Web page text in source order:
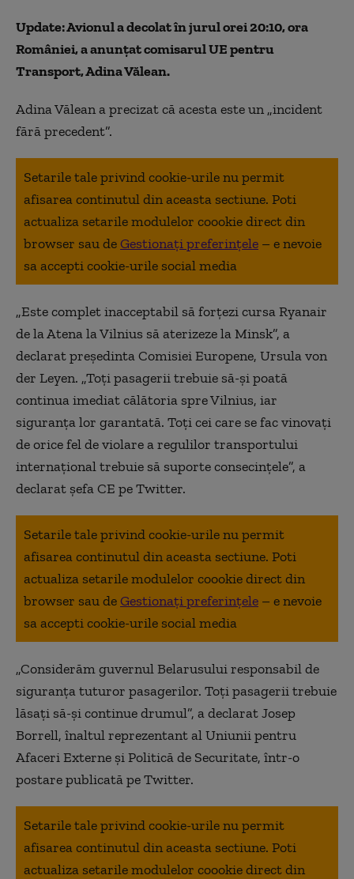
Update: Avionul a decolat în jurul orei 20:10, ora
României, a anunţat comisarul UE pentru
Transport, Adina Vălean.
Adina Vălean a precizat că acesta este un „incident
fără precedent”.
Setarile tale privind cookie-urile nu permit
afisarea continutul din aceasta sectiune. Poti
actualiza setarile modulelor coookie direct din
browser sau deGestionați preferințele – e nevoie
sa accepti cookie-urile social media
„Este complet inacceptabil să forţezi cursa Ryanair
de la Atena la Vilnius să aterizeze la Minsk”, a
declarat preşedinta Comisiei Europene, Ursula von
der Leyen. „Toţi pasagerii trebuie să-şi poată
continua imediat călătoria spre Vilnius, iar
siguranţa lor garantată. Toţi cei care se fac vinovaţi
de orice fel de violare a regulilor transportului
internaţional trebuie să suporte consecinţele”, a
declarat şefa CE pe Twitter.
Setarile tale privind cookie-urile nu permit
afisarea continutul din aceasta sectiune. Poti
actualiza setarile modulelor coookie direct din
browser sau deGestionați preferințele – e nevoie
sa accepti cookie-urile social media
„Considerăm guvernul Belarusului responsabil de
siguranţa tuturor pasagerilor. Toţi pasagerii trebuie
lăsaţi să-şi continue drumul”, a declarat Josep
Borrell, înaltul reprezentant al Uniunii pentru
Afaceri Externe şi Politică de Securitate, într-o
postare publicată pe Twitter.
Setarile tale privind cookie-urile nu permit
afisarea continutul din aceasta sectiune. Poti
actualiza setarile modulelor coookie direct din